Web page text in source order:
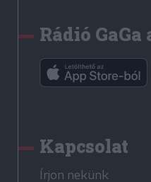
Rádió
Kapcsolat
Írjon nekünk